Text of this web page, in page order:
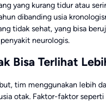
yang kurang tidur atau
dibanding usia
tidak sehat, yang bisa
neurologis.
Bisa Terlihat
tim menggunakan lebih
otak. Faktor-faktor